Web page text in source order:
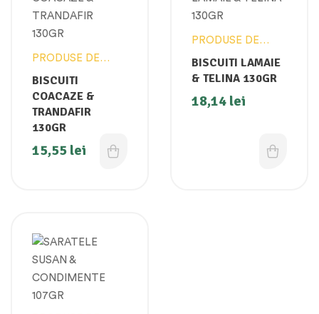
PRODUSE DE
PANIFICATIE
BISCUITI
COACAZE &
TRANDAFIR
130GR
15,55 lei
PRODUSE DE
PANIFICATIE
BISCUITI LAMAIE
& TELINA 130GR
18,14 lei